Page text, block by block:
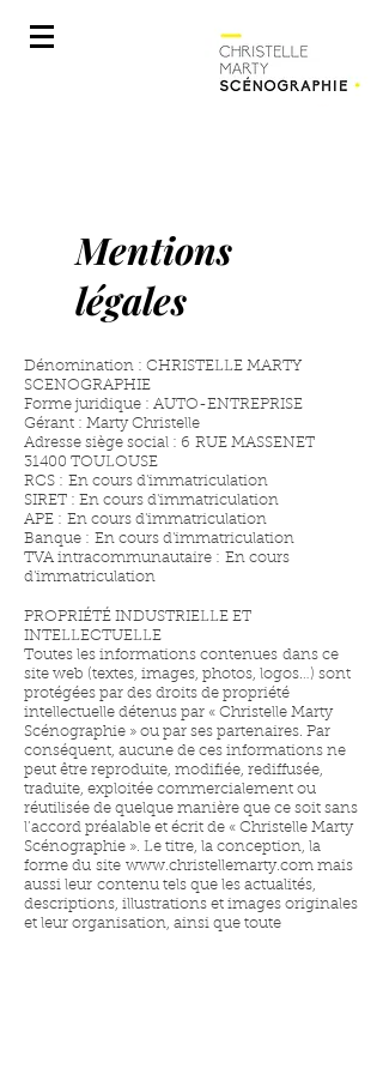
Mentions
légales
Dénomination : CHRISTELLE MARTY
SCENOGRAPHIE
Forme juridique : AUTO-ENTREPRISE
Gérant : Marty Christelle
Adresse siège social : 6 RUE MASSENET
31400 TOULOUSE
RCS : En cours d'immatriculation
SIRET : En cours d'immatriculation
APE : En cours d'immatriculation
Banque : En cours d'immatriculation
TVA intracommunautaire : En cours
d'immatriculation
PROPRIÉTÉ INDUSTRIELLE ET
INTELLECTUELLE
Toutes les informations contenues dans ce
site web (textes, images, photos, logos…) sont
protégées par des droits de propriété
intellectuelle détenus par « Christelle Marty
Scénographie » ou par ses partenaires. Par
conséquent, aucune de ces informations ne
peut être reproduite, modifiée, rediffusée,
traduite, exploitée commercialement ou
réutilisée de quelque manière que ce soit sans
l’accord préalable et écrit de « Christelle Marty
Scénographie ». Le titre, la conception, la
forme du site www.christellemarty.com mais
aussi leur contenu tels que les actualités,
descriptions, illustrations et images originales
et leur organisation, ainsi que toute